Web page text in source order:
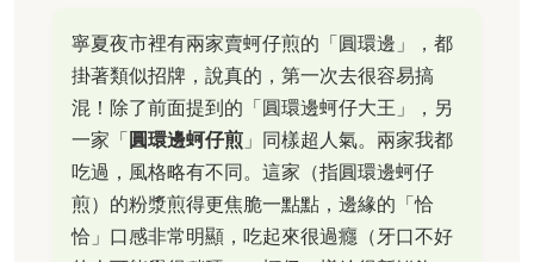
寧夏夜市裡有兩家賣蚵仔煎的「圓環邊」，都
掛著類似招牌，說真的，第一次去很容易搞
混！除了前面提到的「圓環邊蚵仔大王」，另
一家「圓環邊蚵仔煎 」同樣超人氣。兩家我都
吃過，風格略有不同。這家（指圓環邊蚵仔
煎）的粉漿煎得更焦脆一點點，邊緣的「恰
恰」口感非常明顯，吃起來很過癮（牙口不好